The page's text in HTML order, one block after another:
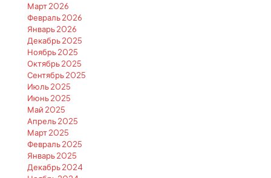
Март 2026
Февраль 2026
Январь 2026
Декабрь 2025
Ноябрь 2025
Октябрь 2025
Сентябрь 2025
Июль 2025
Июнь 2025
Май 2025
Апрель 2025
Март 2025
Февраль 2025
Январь 2025
Декабрь 2024